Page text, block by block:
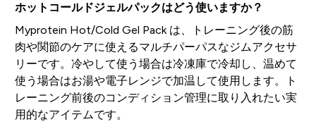
ホットコールドジェルパックはどう使いますか？
Myprotein Hot/Cold Gel Pack は、トレーニング後の筋
肉や関節のケアに使えるマルチパーパスなジムアクセサ
リーです。冷やして使う場合は冷凍庫で冷却し、温めて
使う場合はお湯や電子レンジで加温して使用します。ト
レーニング前後のコンディション管理に取り入れたい実
用的なアイテムです。